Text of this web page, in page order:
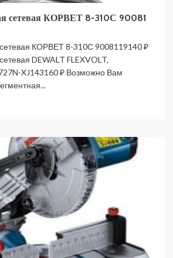
сетевая КОРВЕТ 8-310С 90081
КОРВЕТ 8-310С 9008119140 ₽
DEWALT FLEXVOLT,
XJ143160 ₽ Возможно Вам